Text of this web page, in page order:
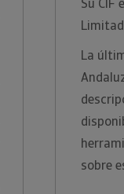
Su CIF
La
sobre